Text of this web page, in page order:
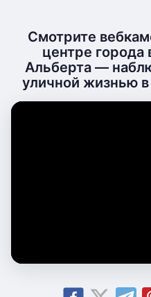
Смотрите
центре города
Альберта —
уличной жизнью